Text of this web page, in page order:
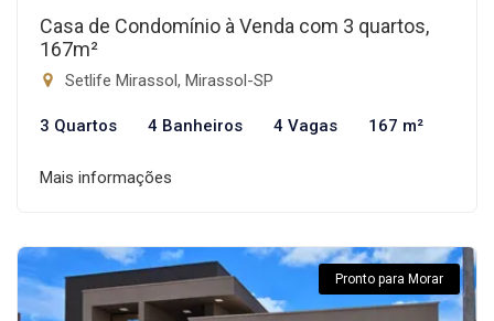
Casa de Condomínio à Venda com 3 quartos,
167m²
Setlife Mirassol, Mirassol-SP
3 Quartos 4 Banheiros 4 Vagas 167 m²
Mais informações
Pronto para Morar